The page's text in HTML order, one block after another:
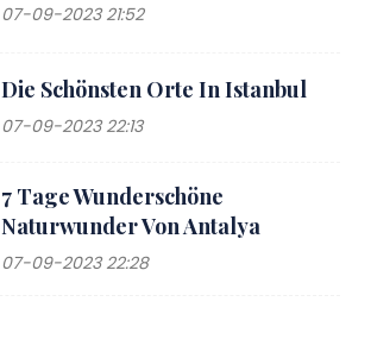
07-09-2023 21:52
Die Schönsten Orte In Istanbul
07-09-2023 22:13
7 Tage Wunderschöne
Naturwunder Von Antalya
07-09-2023 22:28